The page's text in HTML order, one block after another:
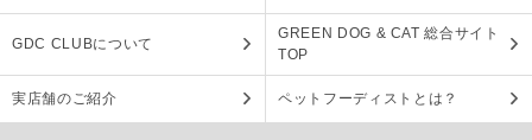
GDC CLUBについて
GREEN DOG & CAT 総合サイト
TOP
実店舗のご紹介 ペットフーディストとは？